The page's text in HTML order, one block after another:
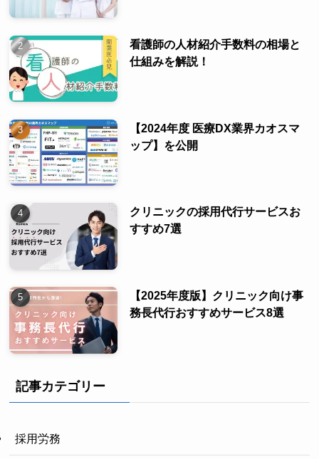
看護師の人材紹介手数料の相場と
仕組みを解説！
【2024年度 医療DX業界カオスマ
ップ】を公開
クリニックの採用代行サービスお
すすめ7選
【2025年度版】クリニック向け事
務長代行おすすめサービス8選
記事カテゴリー
採用労務